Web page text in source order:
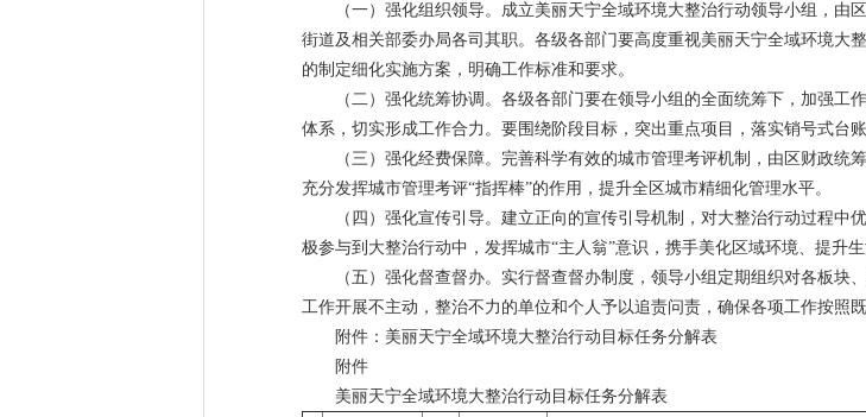
（一）强化组织领导。成立美丽天宁全域环境大整治行动领导小组，
街道及相关部委办局各司其职。各级各部门要高度重视美丽天宁全域环境大
的制定细化实施方案，明确工作标准和要求。
（二）强化统筹协调。各级各部门要在领导小组的全面统筹下，加强
体系，切实形成工作合力。要围绕阶段目标，突出重点项目，落实销号式台
（三）强化经费保障。完善科学有效的城市管理考评机制，由区财政统
充分发挥城市管理考评“指挥棒”的作用，提升全区城市精细化管理水平。
（四）强化宣传引导。建立正向的宣传引导机制，对大整治行动过程
极参与到大整治行动中，发挥城市“主人翁”意识，携手美化区域环境、提升生
（五）强化督查督办。实行督查督办制度，领导小组定期组织对各板
工作开展不主动，整治不力的单位和个人予以追责问责，确保各项工作按照既
附件：美丽天宁全域环境大整治行动目标任务分解表
附件
美丽天宁全域环境大整治行动目标任务分解表